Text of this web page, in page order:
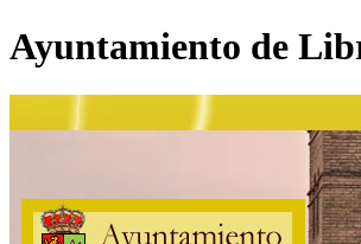
Ayuntamiento de